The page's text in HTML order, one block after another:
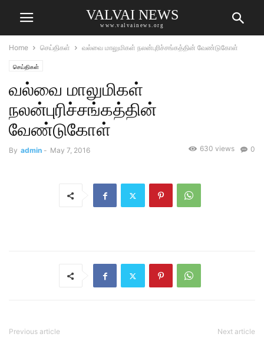
VALVAI NEWS
www.valvainews.org
Home செய்திகள் வல்வை மாலுமிகள் நலன்புரிச்சங்கத்தின் வேண்டுகோள்
செய்திகள்
வல்வை மாலுமிகள்
நலன்புரிச்சங்கத்தின்
வேண்டுகோள்
By admin - May 7, 2016 0
630 views
Previous article Next article